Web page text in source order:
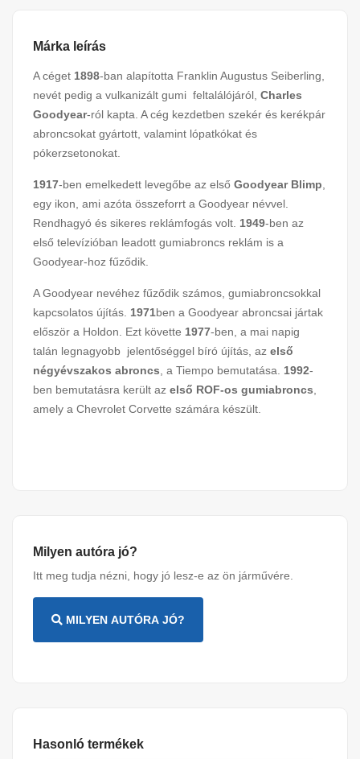
Márka leírás
A céget 1898-ban alapította Franklin Augustus Seiberling,
nevét pedig a vulkanizált gumi feltalálójáról, Charles
Goodyear-ról kapta. A cég kezdetben szekér és kerékpár
abroncsokat gyártott, valamint lópatkókat és
pókerzsetonokat.
1917-ben emelkedett levegőbe az első Goodyear Blimp
egy ikon, ami azóta összeforrt a Goodyear névvel.
Rendhagyó és sikeres reklámfogás volt. 1949-ben az
első televízióban leadott gumiabroncs reklám is a
Goodyear-hoz fűződik.
A Goodyear nevéhez fűződik számos, gumiabroncsokkal
kapcsolatos újítás. 1971ben a Goodyear abroncsai jártak
először a Holdon. Ezt követte 1977-ben, a mai napig
talán legnagyobb jelentőséggel bíró újítás, az első
négyévszakos abroncs , a Tiempo bemutatása. 1992-
ben bemutatásra került az első ROF-os gumiabroncs
amely a Chevrolet Corvette számára készült.
Milyen autóra jó?
Itt meg tudja nézni, hogy jó lesz-e az ön járművére.
MILYEN AUTÓRA JÓ?
Hasonló termékek